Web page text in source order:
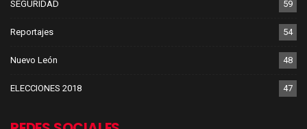
SEGURIDAD 59
Reportajes 54
Nuevo León 48
ELECCIONES 2018 47